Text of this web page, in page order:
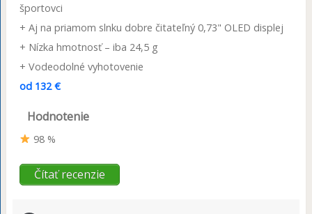
športovci
+ Aj na priamom slnku dobre čitateľný 0,73" OLED displej
+ Nízka hmotnosť – iba 24,5 g
+ Vodeodolné vyhotovenie
od 132 €
Hodnotenie
98 %
Čítať recenzie